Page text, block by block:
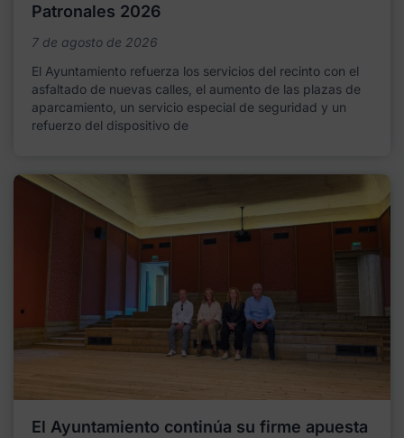
Patronales 2026
7 de agosto de 2026
El Ayuntamiento refuerza los servicios del recinto con el
asfaltado de nuevas calles, el aumento de las plazas de
aparcamiento, un servicio especial de seguridad y un
refuerzo del dispositivo de
El Ayuntamiento continúa su firme apuesta